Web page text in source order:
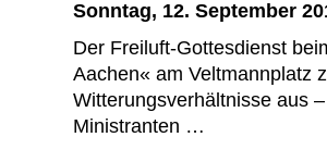
Sonntag, 12. September
Der Freiluft-Gottesdienst
Aachen« am Veltmannplatz
Witterungsverhältnisse aus
Ministranten …